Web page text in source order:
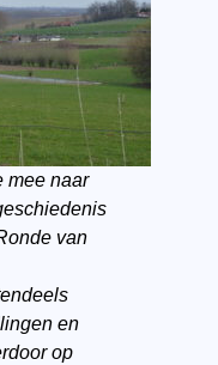
mee naar
van
en
op